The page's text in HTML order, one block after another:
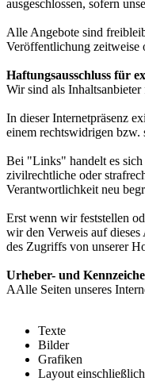
ausgeschlossen, sofern
Alle Angebote sind
Veröffentlichung zeitweise
Haftungsausschluss für
Wir sind als
In dieser Internetpräsenz
einem rechtswidrigen bzw.
Bei "Links" handelt es sich
zivilrechtliche oder
Verantwortlichkeit neu
Erst wenn wir feststellen
wir den Verweis auf
des Zugriffs von unserer
Urheber- und
AAlle Seiten unseres
Texte
Bilder
Grafiken
Layout